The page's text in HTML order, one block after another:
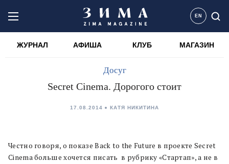
EN
ЖУРНАЛ АФИША КЛУБ МАГАЗИН
Досуг
Secret Cinema. Дорогого стоит
17.08.2014 КАТЯ НИКИТИНА
Честно говоря, о показе Back to the Future в проекте Secret
Cinema больше хочется писать в рубрику «Стартап», а не в